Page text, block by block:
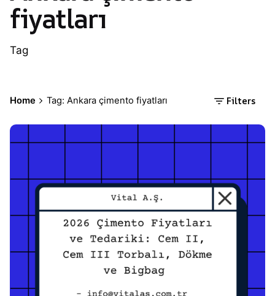
fiyatları
Tag
Home Tag: Ankara çimento fiyatları Filters